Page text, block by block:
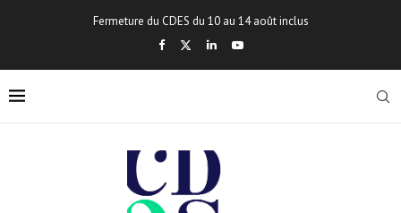
Fermeture du CDES du 10 au 14 août inclus